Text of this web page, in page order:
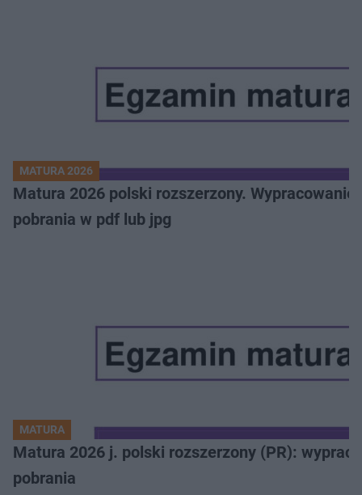
MATURA 2026
Matura 2026 polski rozszerzony.
pobrania w pdf lub jpg
MATURA
Matura 2026 j. polski rozszerzony (PR):
pobrania